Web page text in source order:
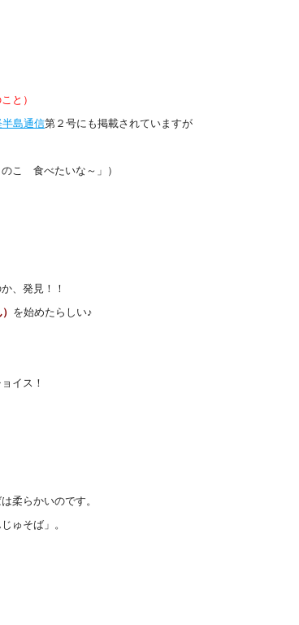
と）
半島通信第２号にも掲載されていますが
こ 食べたいな～」）
、発見！！
を始めたらしい♪
イス！
柔らかいのです。
ゅそば」。